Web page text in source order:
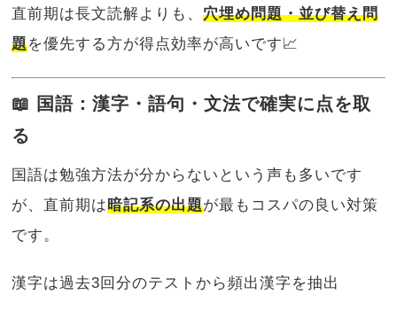
直前期は長文読解よりも、穴埋め問題・並び替え問
題を優先する方が得点効率が高いです📈
📖 国語：漢字・語句・文法で確実に点を取
る
国語は勉強方法が分からないという声も多いです
が、直前期は暗記系の出題が最もコスパの良い対策
です。
漢字は過去3回分のテストから頻出漢字を抽出